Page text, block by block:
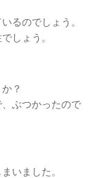
るのでしょう。
しょう。
？
ぶつかったので
いました。